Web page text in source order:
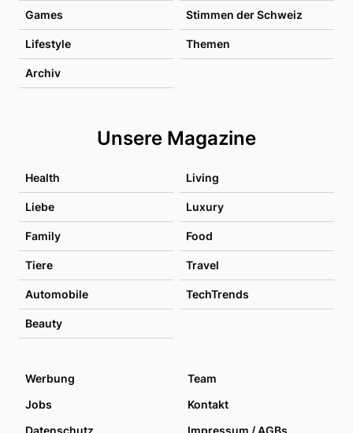
Games Stimmen der Schweiz
Lifestyle Themen
Archiv
Unsere Magazine
Health Living
Liebe Luxury
Family Food
Tiere Travel
Automobile TechTrends
Beauty
Werbung
Team
Jobs
Kontakt
Datenschutz
Impressum / AGBs